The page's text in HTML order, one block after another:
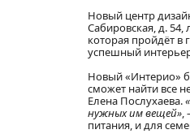
Новый центр
Сабировская, д.
которая пройдёт в
успешный
Новый «Интерио»
сможет найти все
Елена Послухаева.
нужных им вещей»,
питания, и для